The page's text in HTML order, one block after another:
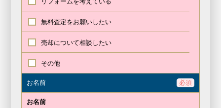
無料査定をお願いしたい
売却について相談したい
その他
お名前 必須
お名前